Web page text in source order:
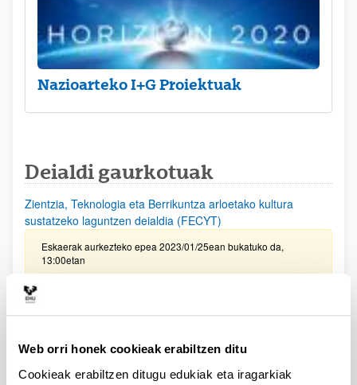
Web orri honek cookieak erabiltzen ditu
Cookieak erabiltzen ditugu edukiak eta iragarkiak
Nazioarteko I+G Proiektuak
Deialdi gaurkotuak
Zientzia, Teknologia eta Berrikuntza arloetako kultura
sustatzeko laguntzen deialdia (FECYT)
Eskaerak aurkezteko epea 2023/01/25ean bukatuko da,
13:00etan
PIFG22/27: “Caracterización y evaluación de nuevos
candidatos terapéuticos frente a la disfunción del receptor
Aurkezteko epea itxita: 2022/11/04 - 2022/11/24 23:59
2022/12/05 - Beka emateko proposamena argitaratu da.